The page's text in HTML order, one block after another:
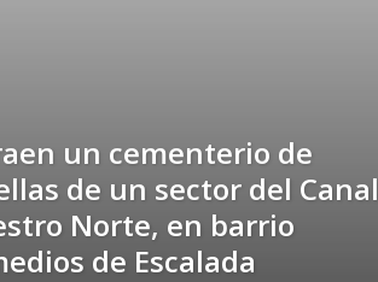
un cementerio de
de un sector del Canal
Norte, en barrio
de Escalada